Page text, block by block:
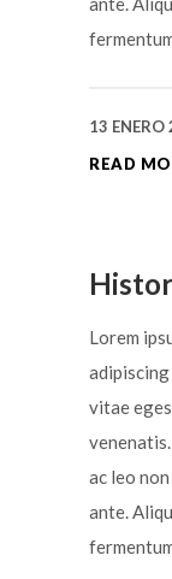
13 ENERO
READ
Lorem
vitae
ac leo
ante.